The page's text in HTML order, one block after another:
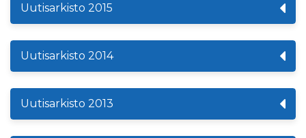
Uutisarkisto 2015
Uutisarkisto 2014
Uutisarkisto 2013